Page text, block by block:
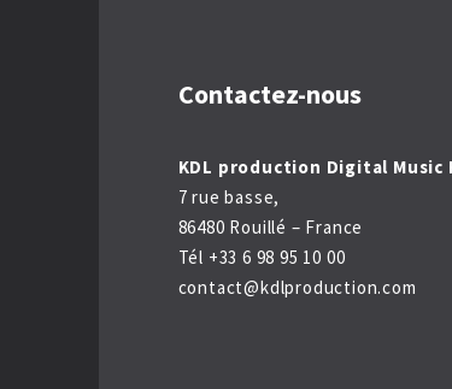
Contactez-nous
KDL production Digital Music
7 rue basse,
86480 Rouillé – France
Tél +33 6 98 95 10 00
contact@kdlproduction.com